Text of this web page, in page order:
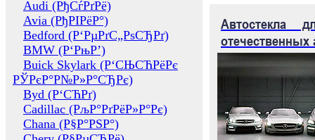
Audi (РђСѓРґРё)
Avia (РђРІРёР°)
Bedford (Р‘РµРґС„РѕСЂРґ)
BMW (Р‘РњР’)
Buick Skylark (Р‘СЊСЋРёРє
РЎРєР°Р№Р»Р°СЂРє)
Byd (Р‘СЋРґ)
Cadillac (РљР°РґРёР»Р°Рє)
Chana (Р§Р°РЅР°)
Автостекла
отечественных